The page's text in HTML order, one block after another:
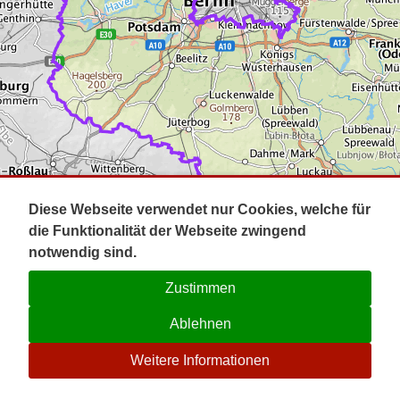
Impressum
Kontakt
☉
Diese Webseite verwendet nur Cookies, welche für
die Funktionalität der Webseite zwingend
notwendig sind.
Zustimmen
Ablehnen
Weitere Informationen